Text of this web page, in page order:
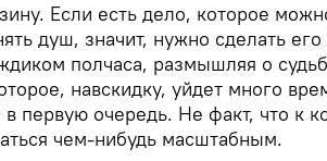
Если есть дело, которое
душ, значит, нужно сделать
полчаса, размышляя о
навскидку, уйдет много
в первую очередь. Не факт, что к
чем-нибудь масштабным.